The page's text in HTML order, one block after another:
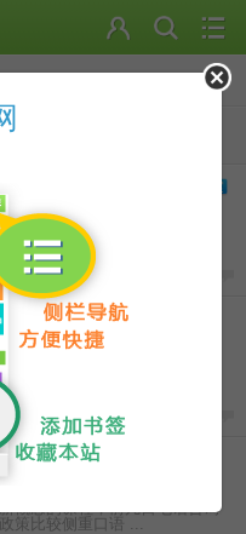
班的情况，怎么考？
一些，拿过奖，语文很好，得
今小升初最看重的数学相对弱
育初中的夏威 ...
长不管说什么他都嫌烦，
管说什么他都嫌烦，怎么办？
衔接课程，先前孩子有就读新
概念的课程，前几日电话咨询
策比较侧重口语 ...